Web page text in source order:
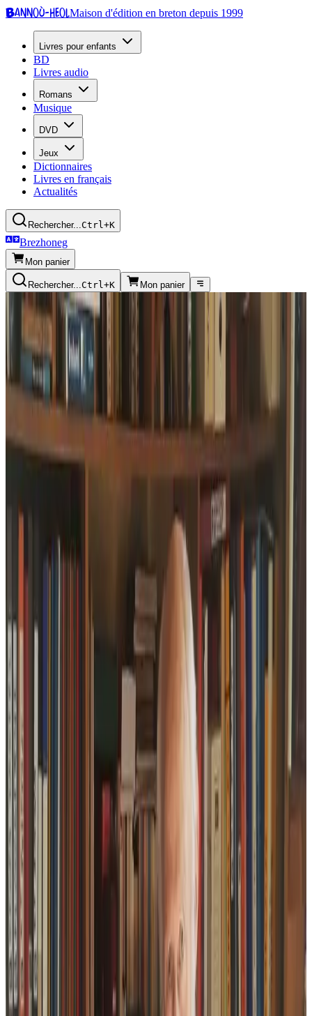
Bannoù-heolMaison d'édition en breton depuis 1999
Livres pour enfants
BD
Livres audio
Romans
Musique
DVD
Jeux
Dictionnaires
Livres en français
Actualités
Rechercher...Ctrl+K
Brezhoneg
Mon panier
Rechercher...Ctrl+K Mon panier
Presse écrite
« Ar Marc’h Dall », testenn ur bobl o stourm
Le Télégramme
Emañ « Ar Marc’h Dall », skrivet gant Job An Irien daou-ugent
vloaz zo, o paouez bezañ adembannet gant an ti-embann Bannoù-